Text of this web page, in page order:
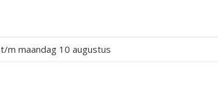
t/m maandag 10 augustus